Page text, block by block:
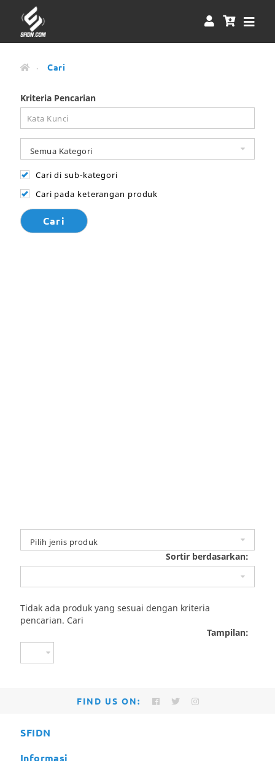
Cari
Kriteria Pencarian
Cari di sub-kategori
Cari pada keterangan produk
Cari
Sortir berdasarkan:
Tidak ada produk yang sesuai dengan kriteria
pencarian. Cari
Tampilan:
FIND US ON:
SFIDN
Informasi